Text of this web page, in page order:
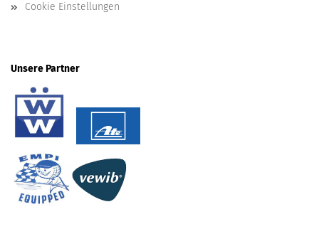
Cookie Einstellungen
Unsere Partner